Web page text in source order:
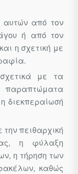
από τον
ή από τον
η σχετική με
με τα
διεκπεραίωσή
πειθαρχική
η φύλαξη
η τήρηση των
καθώς